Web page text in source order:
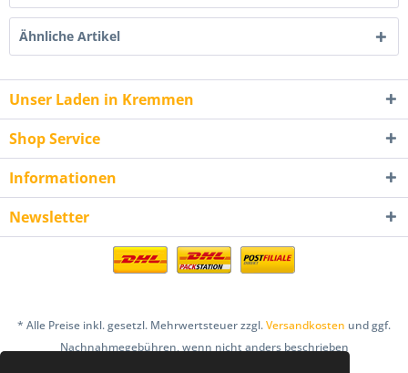
Ähnliche Artikel
Unser Laden in Kremmen
Shop Service
Informationen
Newsletter
* Alle Preise inkl. gesetzl. Mehrwertsteuer zzgl.Versandkosten und ggf.
Nachnahmegebühren, wenn nicht anders beschrieben